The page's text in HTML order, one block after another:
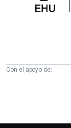
Científica
Con el apoyo de: